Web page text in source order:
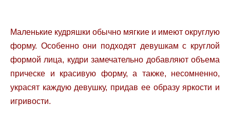
Маленькие кудряшки обычно мягкие и имеют округлую
форму. Особенно они подходят девушкам с круглой
формой лица, кудри замечательно добавляют объема
прическе и красивую форму, а также, несомненно,
украсят каждую девушку, придав ее образу яркости и
игривости.